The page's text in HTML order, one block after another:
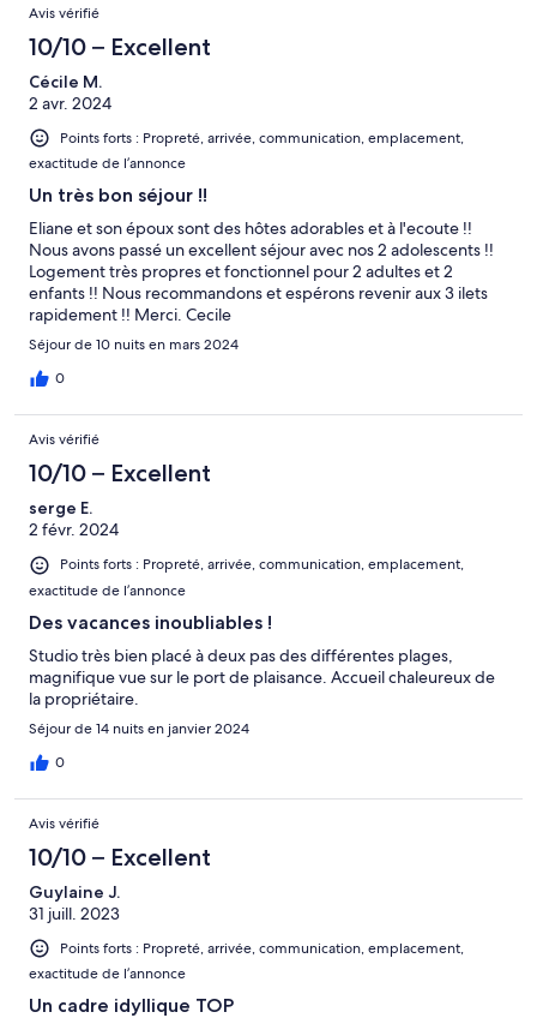
Avis vérifié
10/10 – Excellent
Cécile M.
2 avr. 2024
Points forts : Propreté, arrivée, communication, emplacement,
exactitude de l’annonce
Un très bon séjour !!
Eliane et son époux sont des hôtes adorables et à l'ecoute !!
Nous avons passé un excellent séjour avec nos 2 adolescents !!
Logement très propres et fonctionnel pour 2 adultes et 2
enfants !! Nous recommandons et espérons revenir aux 3 ilets
rapidement !! Merci. Cecile
Séjour de 10 nuits en mars 2024
0
Avis vérifié
10/10 – Excellent
serge E.
2 févr. 2024
Points forts : Propreté, arrivée, communication, emplacement,
exactitude de l’annonce
Des vacances inoubliables !
Studio très bien placé à deux pas des différentes plages,
magnifique vue sur le port de plaisance. Accueil chaleureux de
la propriétaire.
Séjour de 14 nuits en janvier 2024
0
Avis vérifié
10/10 – Excellent
Guylaine J.
31 juill. 2023
Points forts : Propreté, arrivée, communication, emplacement,
exactitude de l’annonce
Un cadre idyllique TOP